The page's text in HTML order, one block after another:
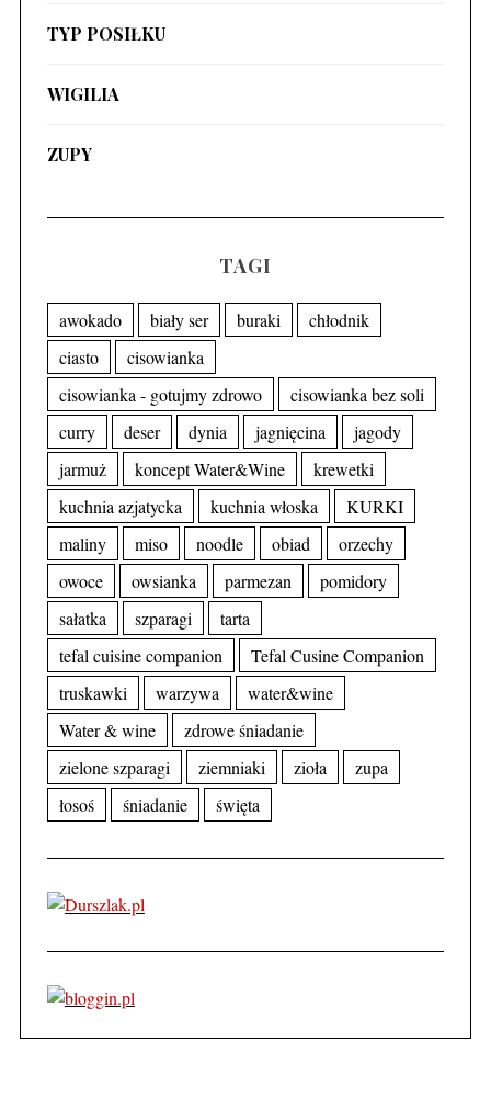
TYP POSIŁKU
WIGILIA
ZUPY
TAGI
awokado biały ser buraki
chłodnik
ciasto
cisowianka
cisowianka - gotujmy zdrowo
cisowianka bez soli
curry
deser dynia jagnięcina
jagody
jarmuż
koncept Water&Wine
krewetki
kuchnia azjatycka
kuchnia włoska
KURKI
maliny
miso noodle obiad
orzechy
owoce
owsianka parmezan
pomidory
sałatka
szparagi
tarta
tefal cuisine companion
Tefal Cusine Companion
truskawki
warzywa
water&wine
Water & wine
zdrowe śniadanie
zielone szparagi
ziemniaki zioła
zupa
łosoś
śniadanie święta